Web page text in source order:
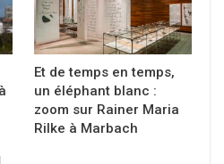
Et de temps en temps,
un éléphant blanc :
zoom sur Rainer Maria
Rilke à Marbach